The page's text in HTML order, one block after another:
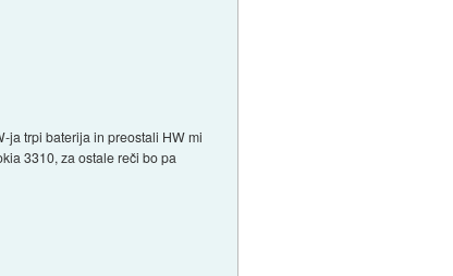
ja trpi baterija in preostali HW mi
3310, za ostale reči bo pa